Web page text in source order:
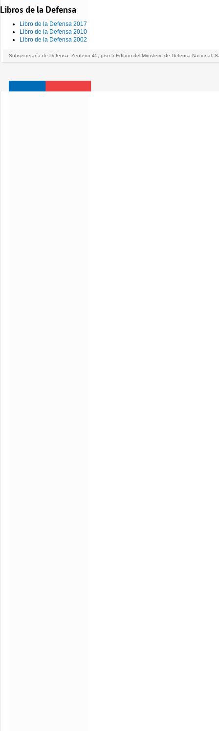
Libros de la Defensa
Libro de la Defensa 2017
Libro de la Defensa 2010
Libro de la Defensa 2002
Subsecretaría de Defensa. Zenteno 45, piso 5 Edificio del Ministerio de Defensa Nacional.